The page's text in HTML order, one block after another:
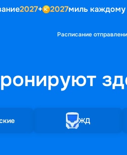
2027+ 2027миль каждому
Расписание
ЖД